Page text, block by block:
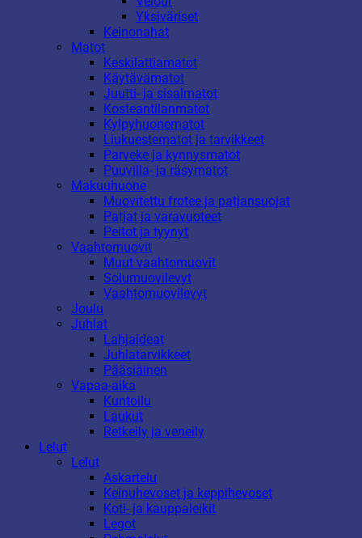
Yksiväriset
Keinonahat
Matot
Keskilattiamatot
Käytävämatot
Juutti- ja sisalmatot
Kosteantilanmatot
Kylpyhuonematot
Liukuestematot ja tarvikkeet
Parveke ja kynnysmatot
Puuvilla- ja räsymatot
Makuuhuone
Muovitettu frotee ja patjansuojat
Patjat ja varavuoteet
Peitot ja tyynyt
Vaahtomuovit
Muut vaahtomuovit
Solumuovilevyt
Vaahtomuovilevyt
Joulu
Juhlat
Lahjaideat
Juhlatarvikkeet
Pääsiäinen
Vapaa-aika
Kuntoilu
Laukut
Retkeily ja veneily
Lelut
Lelut
Askartelu
Keinuhevoset ja keppihevoset
Koti- ja kauppaleikit
Legot